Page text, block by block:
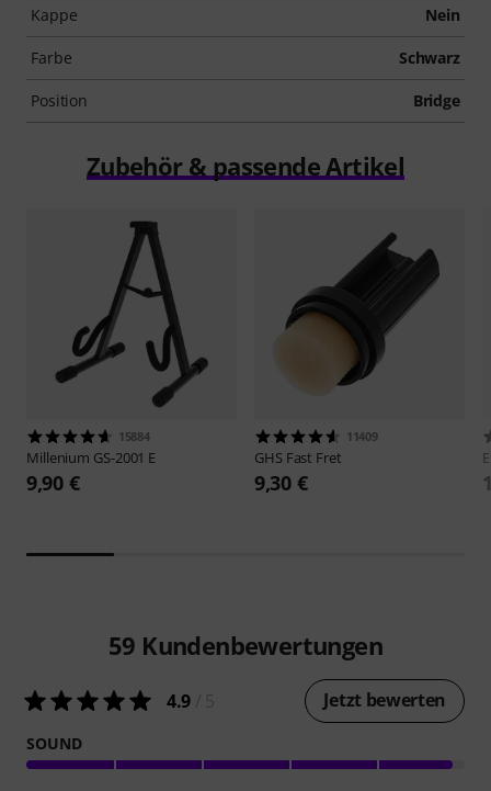
Kappe Nein
Farbe Schwarz
Position Bridge
Zubehör & passende Artikel
15884
Millenium GS-2001 E
9,90 €
11409
GHS Fast Fret
9,30 €
59 Kundenbewertungen
4.9 Jetzt bewerten
SOUND